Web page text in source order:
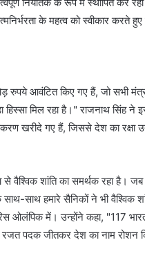
के महत्व को स्वीकार करते
रुपये आवंटित किए गए हैं, जो सभी
मिल रहा है।" राजनाथ सिंह ने
खरीदे गए हैं, जिससे देश का रक्षा
से वैश्विक शांति का समर्थक रहा है।
साथ हमारे सैनिकों ने भी वैश्विक
ओलंपिक में। उन्होंने कहा, "117
रजत पदक जीतकर देश का नाम रोशन